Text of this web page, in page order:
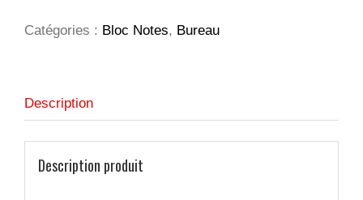
Catégories : Bloc Notes, Bureau
Description
Description produit